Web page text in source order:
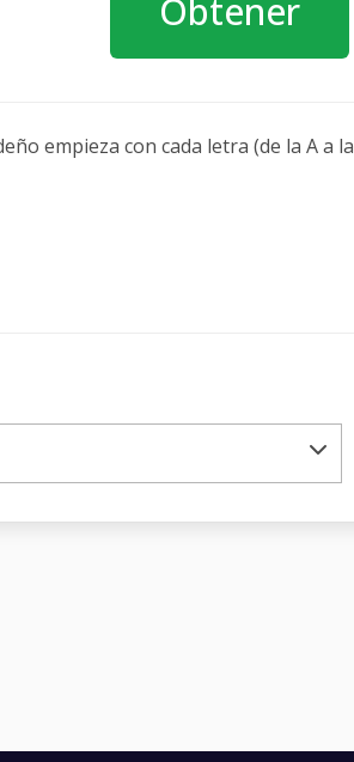
Obtener
empieza con cada letra (de la A a la